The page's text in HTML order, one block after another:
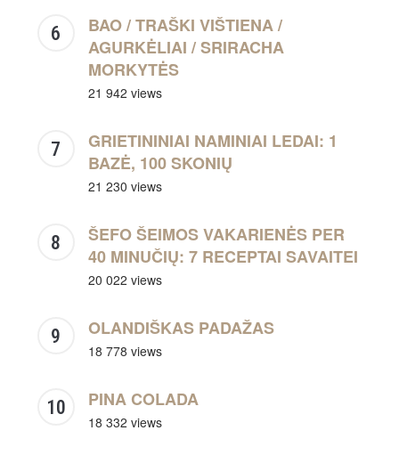
BAO / TRAŠKI VIŠTIENA /
AGURKĖLIAI / SRIRACHA
MORKYTĖS
21 942 views
GRIETININIAI NAMINIAI LEDAI: 1
BAZĖ, 100 SKONIŲ
21 230 views
ŠEFO ŠEIMOS VAKARIENĖS PER
40 MINUČIŲ: 7 RECEPTAI SAVAITEI
20 022 views
OLANDIŠKAS PADAŽAS
18 778 views
PINA COLADA
18 332 views